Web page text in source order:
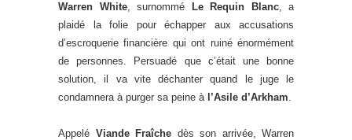
Warren White, surnommé Le Requin Blanc, a
plaidé la folie pour échapper aux accusations
d’escroquerie financière qui ont ruiné énormément
de personnes. Persuadé que c’était une bonne
solution, il va vite déchanter quand le juge le
condamnera à purger sa peine à l’Asile d’Arkham.
Appelé Viande Fraîche dès son arrivée, Warren